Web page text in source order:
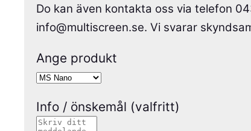
Do kan även kontakta oss via telefon
info@multiscreen.se. Vi svarar
Ange produkt
Info / önskemål (valfritt)